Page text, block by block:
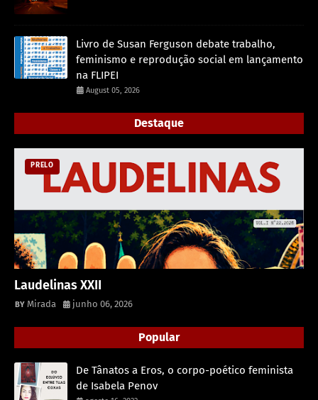
Livro de Susan Ferguson debate trabalho,
feminismo e reprodução social em lançamento
na FLIPEI
August 05, 2026
Destaque
PRELO
Laudelinas XXII
Mirada junho 06, 2026
Popular
De Tânatos a Eros, o corpo-poético feminista
de Isabela Penov